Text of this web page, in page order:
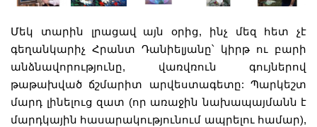
Մեկ տարին լրացավ այն օրից, ինչ մեզ հետ չէ
գեղանկարիչ Հրանտ Դանիելյանը՝ կիրթ ու բարի
անձնավորությունը, վառվռուն գույներով
թաթախված ճշմարիտ արվեստագետը: Պարկեշտ
մարդ լինելուց զատ (որ առաջին նախապայմանն է
մարդկային հասարակությունում ապրելու համար),